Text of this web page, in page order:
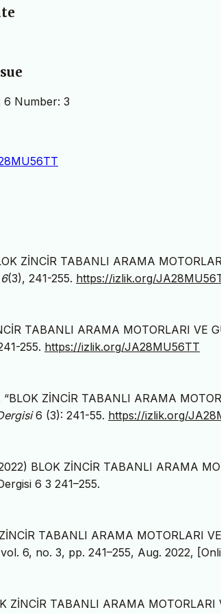
6 Number: 3
ZİNCİR TABANLI ARAMA
6(3), 241-255. https://izlik.org/
TABANLI ARAMA MOTORLARI VE
255. https://izlik.org/JA28MU56TT
ZİNCİR TABANLI ARAMA
6 (3): 241-55. https://izlik.org/
BLOK ZİNCİR TABANLI ARAMA
6 3 241–255.
TABANLI ARAMA MOTORLARI
6, no. 3, pp. 241–255, Aug. 2022,
ZİNCİR TABANLI ARAMA